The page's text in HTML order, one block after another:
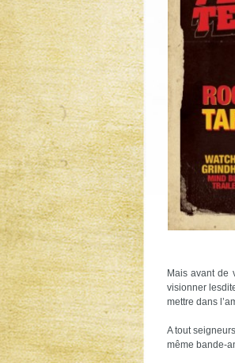
Mais avant de
visionner
mettre dans
A tout
même bande-